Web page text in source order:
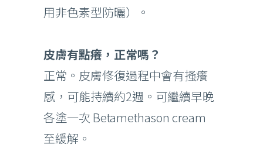
用非色素型防曬）。
皮膚有點癢，正常嗎？
正常。皮膚修復過程中會有搔癢
感，可能持續約2週。可繼續早晚
各塗一次 Betamethason cream
至緩解。